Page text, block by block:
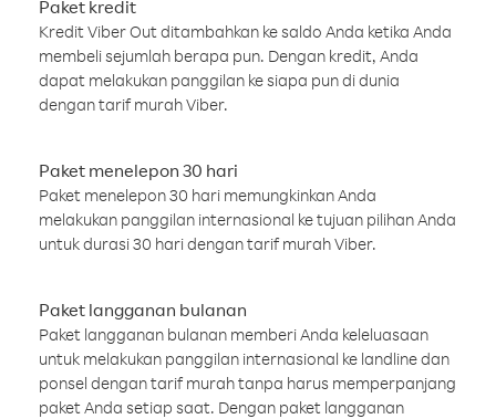
Paket kredit
Kredit Viber Out ditambahkan ke saldo Anda ketika Anda
membeli sejumlah berapa pun. Dengan kredit, Anda
dapat melakukan panggilan ke siapa pun di dunia
dengan tarif murah Viber.
Paket menelepon 30 hari
Paket menelepon 30 hari memungkinkan Anda
melakukan panggilan internasional ke tujuan pilihan Anda
untuk durasi 30 hari dengan tarif murah Viber.
Paket langganan bulanan
Paket langganan bulanan memberi Anda keleluasaan
untuk melakukan panggilan internasional ke landline dan
ponsel dengan tarif murah tanpa harus memperpanjang
paket Anda setiap saat. Dengan paket langganan